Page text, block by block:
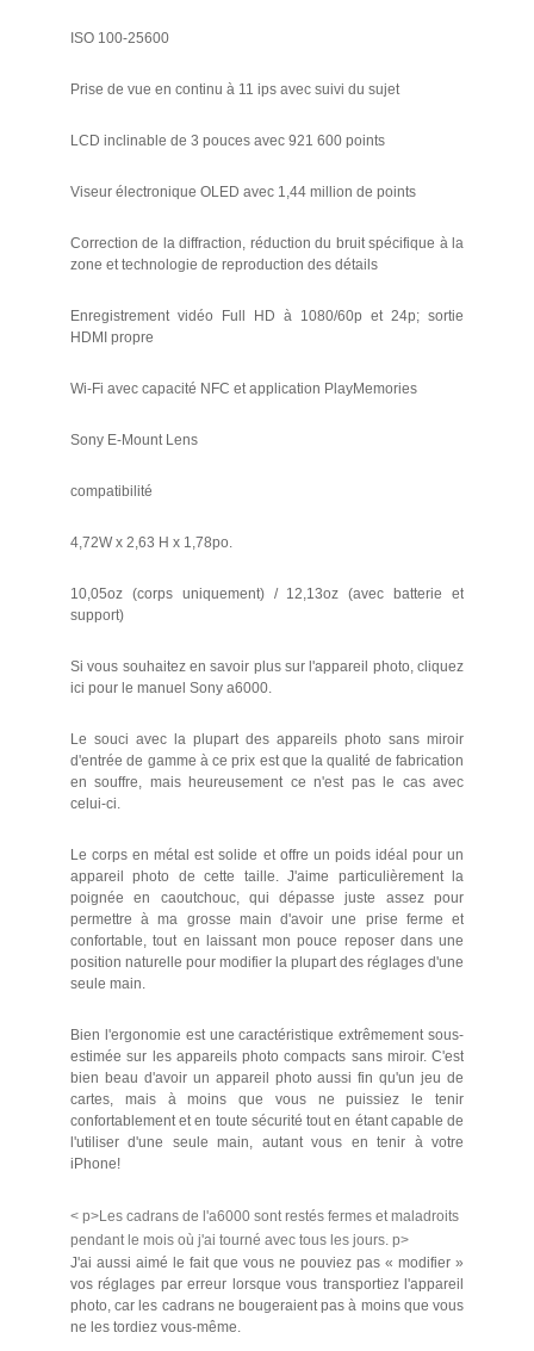
ISO 100-25600
Prise de vue en continu à 11 ips avec suivi du sujet
LCD inclinable de 3 pouces avec 921 600 points
Viseur électronique OLED avec 1,44 million de points
Correction de la diffraction, réduction du bruit spécifique à la
zone et technologie de reproduction des détails
Enregistrement vidéo Full HD à 1080/60p et 24p; sortie
HDMI propre
Wi-Fi avec capacité NFC et application PlayMemories
Sony E-Mount Lens
compatibilité
4,72W x 2,63 H x 1,78po.
10,05oz (corps uniquement) / 12,13oz (avec batterie et
support)
Si vous souhaitez en savoir plus sur l'appareil photo, cliquez
ici pour le manuel Sony a6000.
Le souci avec la plupart des appareils photo sans miroir
d'entrée de gamme à ce prix est que la qualité de fabrication
en souffre, mais heureusement ce n'est pas le cas avec
celui-ci.
Le corps en métal est solide et offre un poids idéal pour un
appareil photo de cette taille. J'aime particulièrement la
poignée en caoutchouc, qui dépasse juste assez pour
permettre à ma grosse main d'avoir une prise ferme et
confortable, tout en laissant mon pouce reposer dans une
position naturelle pour modifier la plupart des réglages d'une
seule main.
Bien l'ergonomie est une caractéristique extrêmement sous-
estimée sur les appareils photo compacts sans miroir. C'est
bien beau d'avoir un appareil photo aussi fin qu'un jeu de
cartes, mais à moins que vous ne puissiez le tenir
confortablement et en toute sécurité tout en étant capable de
l'utiliser d'une seule main, autant vous en tenir à votre
iPhone!
< p>Les cadrans de l'a6000 sont restés fermes et maladroits
pendant le mois où j'ai tourné avec tous les jours. p>
J'ai aussi aimé le fait que vous ne pouviez pas « modifier »
vos réglages par erreur lorsque vous transportiez l'appareil
photo, car les cadrans ne bougeraient pas à moins que vous
ne les tordiez vous-même.